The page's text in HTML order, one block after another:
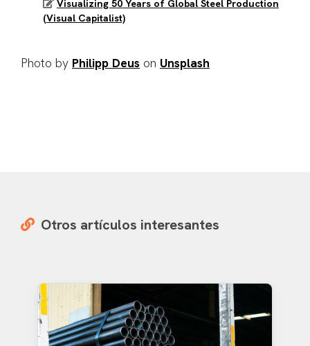
Visualizing 50 Years of Global Steel Production
(Visual Capitalist)
Photo by Philipp Deus on Unsplash
Otros artículos interesantes